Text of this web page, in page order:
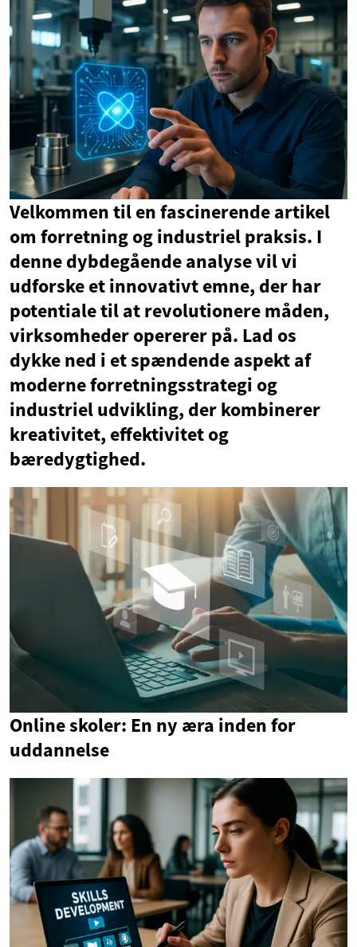
Velkommen til en fascinerende artikel
om forretning og industriel praksis. I
denne dybdegående analyse vil vi
udforske et innovativt emne, der har
potentiale til at revolutionere måden,
virksomheder opererer på. Lad os
dykke ned i et spændende aspekt af
moderne forretningsstrategi og
industriel udvikling, der kombinerer
kreativitet, effektivitet og
bæredygtighed.
Online skoler: En ny æra inden for
uddannelse